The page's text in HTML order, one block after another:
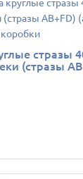
стразы
(стразы